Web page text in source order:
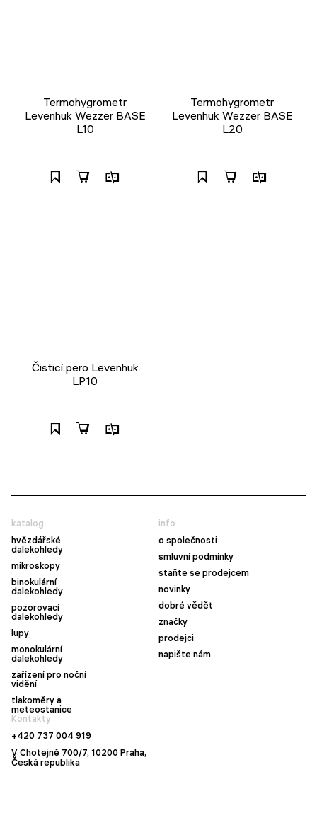
Termohygrometr
Levenhuk Wezzer BASE
L10
Termohygrometr
Levenhuk Wezzer BASE
L20
Čisticí pero Levenhuk
LP10
katalog
hvězdářské
dalekohledy
mikroskopy
binokulární
dalekohledy
pozorovací
dalekohledy
lupy
monokulární
dalekohledy
zařízení pro noční
vidění
tlakoměry a
meteostanice
info
o společnosti
smluvní podmínky
staňte se prodejcem
novinky
dobré vědět
značky
prodejci
napište nám
Kontakty
+420 737 004 919
V Chotejně 700/7, 10200 Praha,
Česká republika